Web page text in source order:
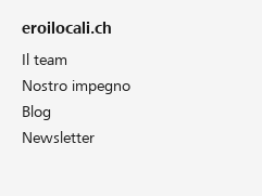
eroilocali.ch
Il team
Nostro impegno
Blog
Newsletter